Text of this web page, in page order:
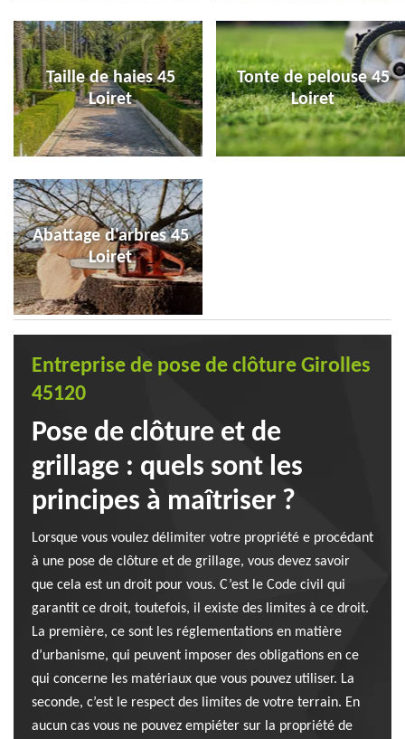
Taille de haies 45
Loiret
Tonte de pelouse 45
Loiret
Abattage d'arbres 45
Loiret
Entreprise de pose de clôture Girolles
45120
Pose de clôture et de
grillage : quels sont les
principes à maîtriser ?
Lorsque vous voulez délimiter votre propriété e procédant
à une pose de clôture et de grillage, vous devez savoir
que cela est un droit pour vous. C’est le Code civil qui
garantit ce droit, toutefois, il existe des limites à ce droit.
La première, ce sont les réglementations en matière
d’urbanisme, qui peuvent imposer des obligations en ce
qui concerne les matériaux que vous pouvez utiliser. La
seconde, c’est le respect des limites de votre terrain. En
aucun cas vous ne pouvez empiéter sur la propriété de